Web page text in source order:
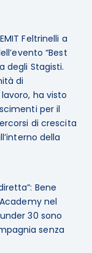
Feltrinelli a
“Best
degli Stagisti.
di
ha visto
per il
di crescita
della
Bene
nel
30 sono
senza